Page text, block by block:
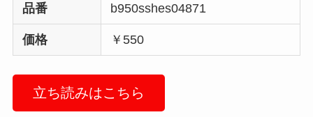
品番 b950sshes04871
価格 ￥550
立ち読みはこちら